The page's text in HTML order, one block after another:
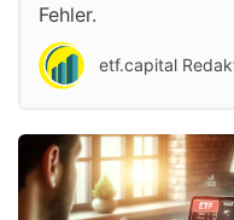
Fehler.
etf.capital